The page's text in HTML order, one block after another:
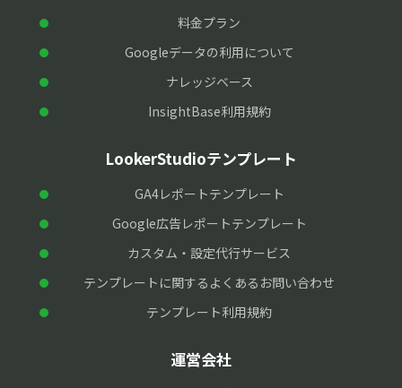
料金プラン
Googleデータの利用について
ナレッジベース
InsightBase利用規約
LookerStudioテンプレート
GA4レポートテンプレート
Google広告レポートテンプレート
カスタム・設定代行サービス
テンプレートに関するよくあるお問い合わせ
テンプレート利用規約
運営会社